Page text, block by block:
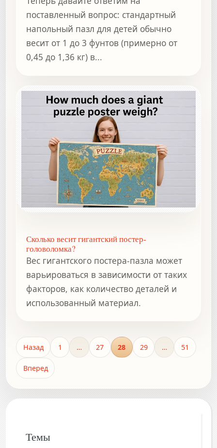
поставленный вопрос: стандартный
напольный пазл для детей обычно
весит от 1 до 3 фунтов (примерно от
0,45 до 1,36 кг) в...
Сколько весит гигантский постер-
головоломка?
Вес гигантского постера-пазла может
варьироваться в зависимости от таких
факторов, как количество деталей и
использованный материал.
Назад 1 … 27 28 29 … 51
Вперед
Темы